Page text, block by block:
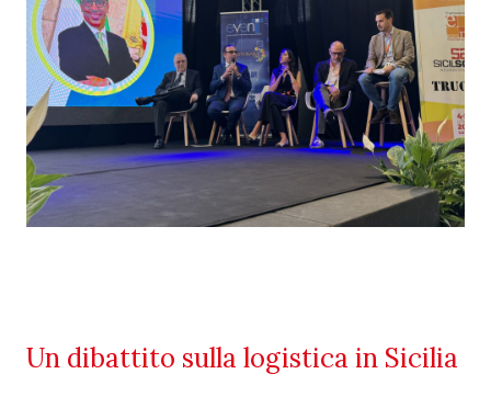
Un dibattito sulla logistica in Sicilia